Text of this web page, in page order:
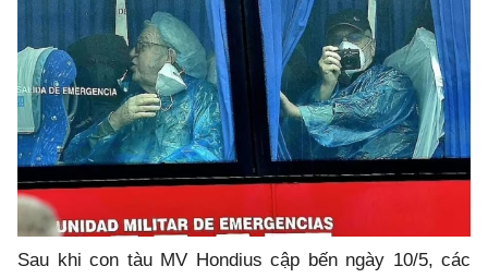
Sau khi con tàu MV Hondius cập bến ngày 10/5, các